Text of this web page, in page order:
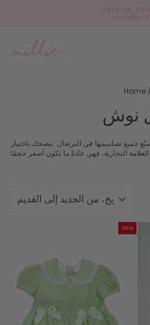
Home /
نوش
جميع تصاميمها في البرتغال. ننصحك باختيار
Sale